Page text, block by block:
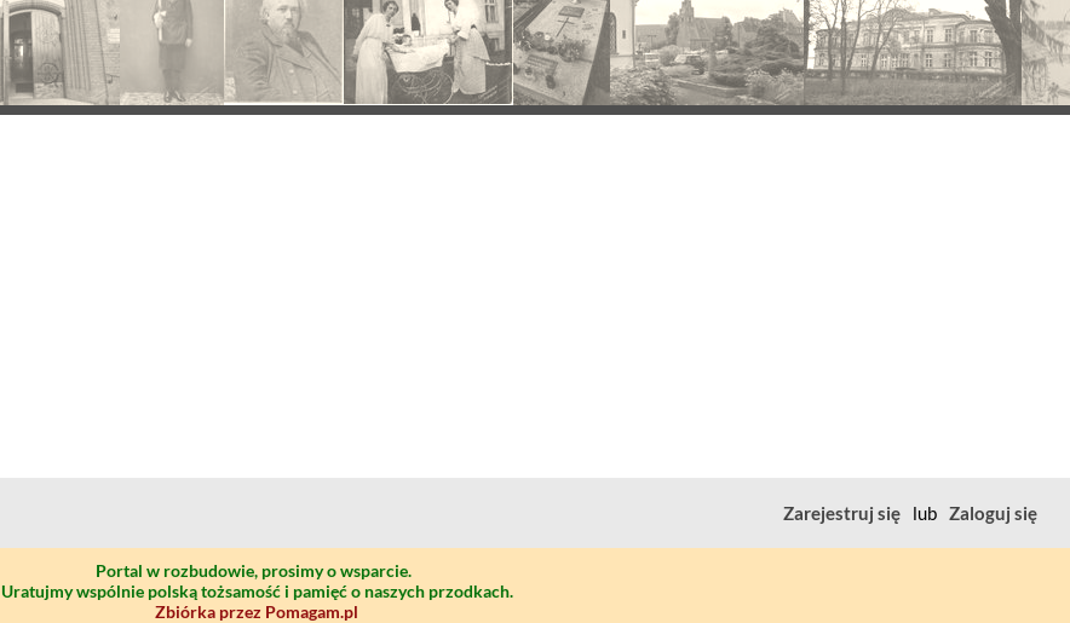
Zarejestruj się lub Zaloguj się
Portal w rozbudowie, prosimy o wsparcie.
Uratujmy wspólnie polską tożsamość i pamięć o naszych przodkach.
Zbiórka przez Pomagam.pl